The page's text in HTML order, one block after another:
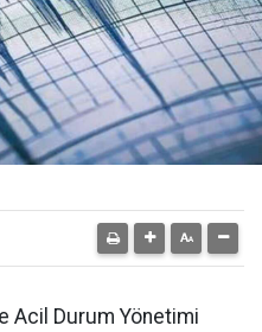
Acil Durum Yönetimi